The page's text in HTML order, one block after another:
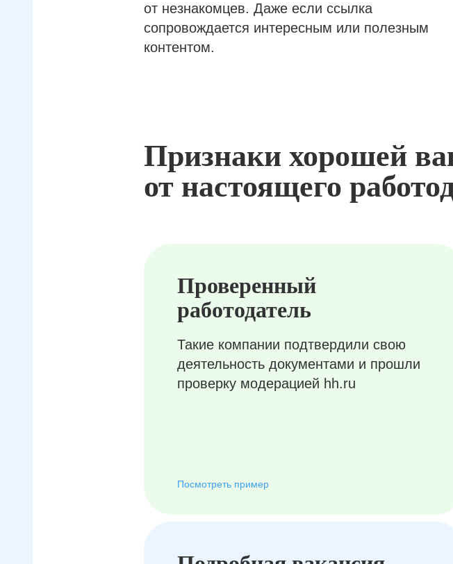
от незнакомцев. Даже если ссылка
сопровождается интересным или полезным
контентом.
Признаки хорошей
от настоящего
Проверенный
работодатель
Такие компании подтвердили свою
деятельность документами и прошли
проверку модерацией hh.ru
Посмотреть пример